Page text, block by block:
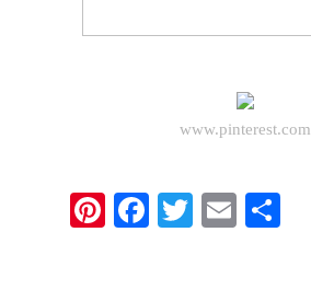
www.pinterest.com
Pinterest
Facebook
Twitter
Email